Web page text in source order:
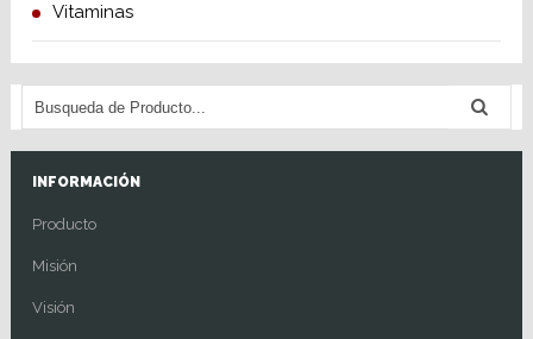
Vitaminas
INFORMACIÓN
Producto
Misión
Visión